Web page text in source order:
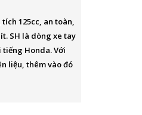
125cc, an toàn,
SH là dòng xe tay
tiếng Honda. Với
liệu, thêm vào đó